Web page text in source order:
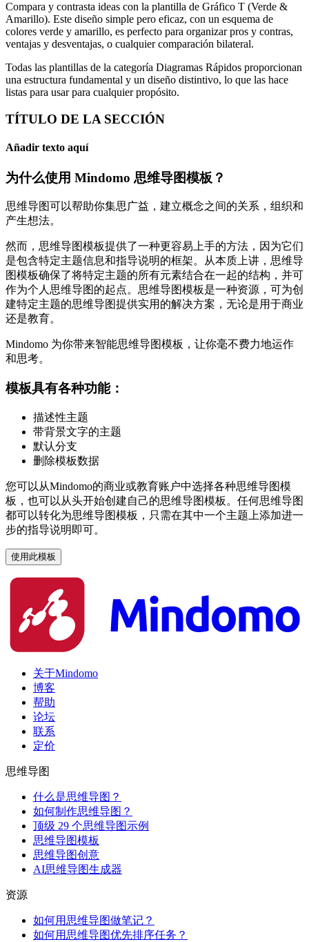
Compara y contrasta ideas con la plantilla de Gráfico T (Verde &
Amarillo). Este diseño simple pero eficaz, con un esquema de
colores verde y amarillo, es perfecto para organizar pros y contras,
ventajas y desventajas, o cualquier comparación bilateral.
Todas las plantillas de la categoría Diagramas Rápidos proporcionan
una estructura fundamental y un diseño distintivo, lo que las hace
listas para usar para cualquier propósito.
TÍTULO DE LA SECCIÓN
Añadir texto aquí
为什么使用 Mindomo 思维导图模板？
思维导图可以帮助你集思广益，建立概念之间的关系，组织和
产生想法。
然而，思维导图模板提供了一种更容易上手的方法，因为它们
是包含特定主题信息和指导说明的框架。从本质上讲，思维导
图模板确保了将特定主题的所有元素结合在一起的结构，并可
作为个人思维导图的起点。思维导图模板是一种资源，可为创
建特定主题的思维导图提供实用的解决方案，无论是用于商业
还是教育。
Mindomo 为你带来智能思维导图模板，让你毫不费力地运作
和思考。
模板具有各种功能：
描述性主题
带背景文字的主题
默认分支
删除模板数据
您可以从Mindomo的商业或教育账户中选择各种思维导图模
板，也可以从头开始创建自己的思维导图模板。任何思维导图
都可以转化为思维导图模板，只需在其中一个主题上添加进一
步的指导说明即可。
使用此模板
关于Mindomo
博客
帮助
论坛
联系
定价
思维导图
什么是思维导图？
如何制作思维导图？
顶级 29 个思维导图示例
思维导图模板
思维导图创意
AI思维导图生成器
资源
如何用思维导图做笔记？
如何用思维导图优先排序任务？